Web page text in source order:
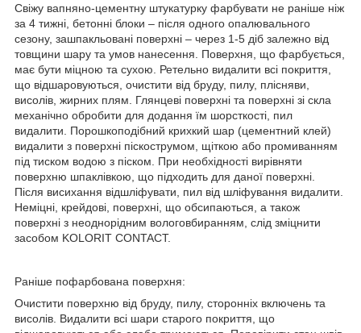
Свіжу вапняно-цементну штукатурку фарбувати не раніше ніж
за 4 тижні, бетонні блоки – після одного опалювального
сезону, зашпакльовані поверхні – через 1-5 діб залежно від
товщини шару та умов нанесення. Поверхня, що фарбується,
має бути міцною та сухою. Ретельно видалити всі покриття,
що відшаровуються, очистити від бруду, пилу, плісняви,
висолів, жирних плям. Глянцеві поверхні та поверхні зі скла
механічно обробити для додання їм шорсткості, пил
видалити. Порошкоподібний крихкий шар (цементний клей)
видалити з поверхні піскострумом, щіткою або промиванням
під тиском водою з піском. При необхідності вирівняти
поверхню шпаклівкою, що підходить для даної поверхні.
Після висихання відшліфувати, пил від шліфування видалити.
Неміцні, крейдові, поверхні, що обсипаються, а також
поверхні з неоднорідним вологовбиранням, слід зміцнити
засобом KOLORIT CONTACT.
Раніше пофарбована поверхня:
Очистити поверхню від бруду, пилу, сторонніх включень та
висолів. Видалити всі шари старого покриття, що